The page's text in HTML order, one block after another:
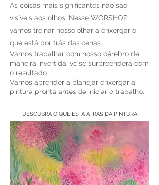
As coisas mais significantes não são
visíveis aos olhos. Nesse WORSHOP
vamos treinar nosso olhar a enxergar o
que está por trás das cenas.
Vamos trabalhar com nosso cérebro de
maneira invertida, vc se surpreenderá com
o resultado
Vamos aprender a planejar enxergar a
pintura pronta antes de iniciar o trabalho.
DESCUBRA O QUE ESTÁ ATRÁS DA PINTURA